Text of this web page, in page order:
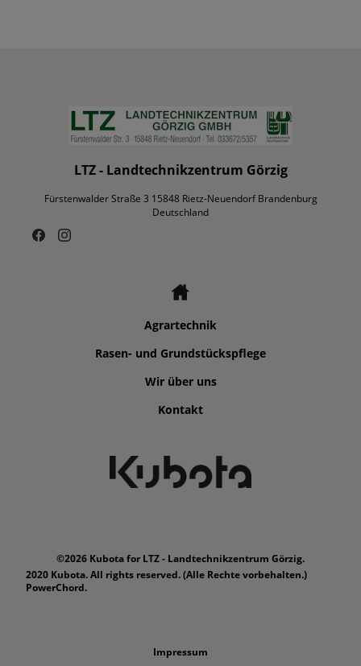
LTZ - Landtechnikzentrum Görzig
Fürstenwalder Straße 3 15848 Rietz-Neuendorf Brandenburg
Deutschland
Agrartechnik
Rasen- und Grundstückspflege
Wir über uns
Kontakt
©2026 Kubota for LTZ - Landtechnikzentrum Görzig.
2020 Kubota. All rights reserved. (Alle Rechte vorbehalten.)
PowerChord.
Impressum